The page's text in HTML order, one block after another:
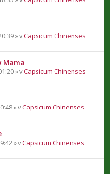
» vCapsicum Chinenses
Mama
» vCapsicum Chinenses
» vCapsicum Chinenses
» vCapsicum Chinenses